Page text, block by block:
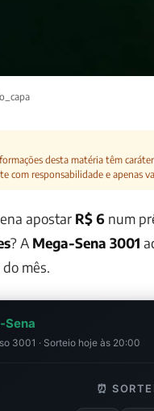
desta matéria têm
com responsabilidade e apenas
apostar R$ 6 num
? A Mega-Sena 3001
mês.
Sena
3001 · Sorteio hoje às 20:00
⏰